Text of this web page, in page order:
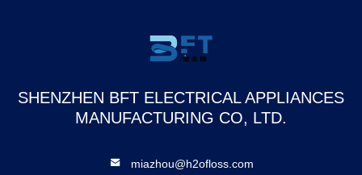
SHENZHEN BFT ELECTRICAL APPLIANCES
MANUFACTURING CO, LTD.
miazhou@h2ofloss.com